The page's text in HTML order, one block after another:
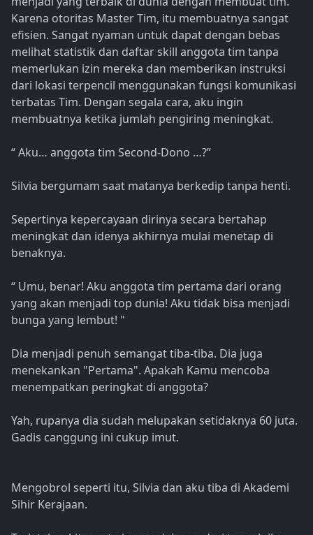
Karena otoritas Master Tim, itu membuatnya sangat
efisien. Sangat nyaman untuk dapat dengan bebas
melihat statistik dan daftar skill anggota tim tanpa
memerlukan izin mereka dan memberikan instruksi
dari lokasi terpencil menggunakan fungsi komunikasi
terbatas Tim. Dengan segala cara, aku ingin
membuatnya ketika jumlah pengiring meningkat.
“ Aku… anggota tim Second-Dono …?”
Silvia bergumam saat matanya berkedip tanpa henti.
Sepertinya kepercayaan dirinya secara bertahap
meningkat dan idenya akhirnya mulai menetap di
benaknya.
“ Umu, benar! Aku anggota tim pertama dari orang
yang akan menjadi top dunia! Aku tidak bisa menjadi
bunga yang lembut! "
Dia menjadi penuh semangat tiba-tiba. Dia juga
menekankan "Pertama". Apakah Kamu mencoba
menempatkan peringkat di anggota?
Yah, rupanya dia sudah melupakan setidaknya 60 juta.
Gadis canggung ini cukup imut.
Mengobrol seperti itu, Silvia dan aku tiba di Akademi
Sihir Kerajaan.